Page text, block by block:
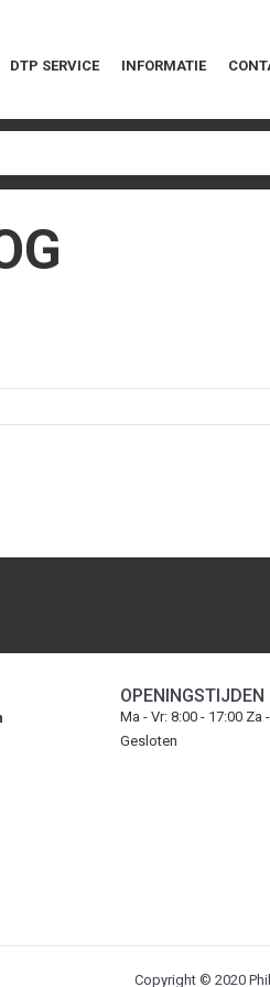
DTP SERVICE INFORMATIE
OPENINGSTIJDEN
Ma - Vr: 8:00 - 17:00 Za
Gesloten
Copyright © 2020